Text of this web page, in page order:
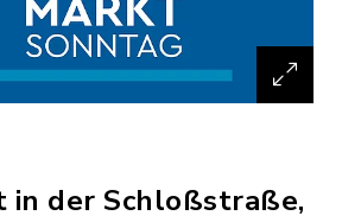
in der Schloßstraße,